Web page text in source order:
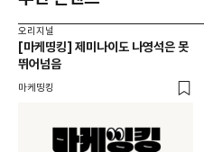
오리지널
[마케띵킹] 제미나이도 나영석은 못
뛰어넘음
마케띵킹